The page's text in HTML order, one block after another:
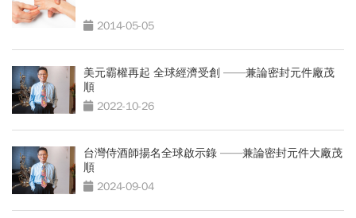
2014-05-05
美元霸權再起 全球經濟受創 ——兼論密封元件廠茂
順
2022-10-26
台灣侍酒師揚名全球啟示錄 ——兼論密封元件大廠茂
順
2024-09-04